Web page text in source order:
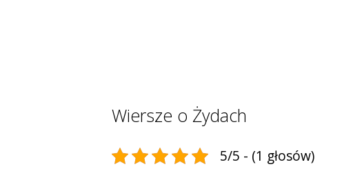
Wiersze o Żydach
5/5 - (1 głosów)